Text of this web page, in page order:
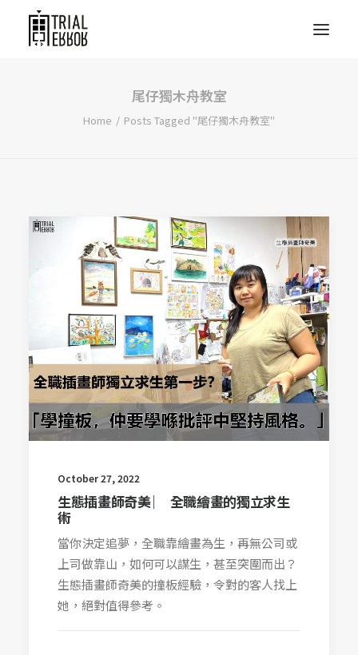
尾仔獨木舟教室
Home Posts Tagged "尾仔獨木舟教室"
October 27, 2022
生態插畫師奇美 ︳ 全職繪畫的獨立求生
術
當你決定追夢，全職靠繪畫為生，再無公司或
上司做靠山，如何可以謀生，甚至突圍而出？
生態插畫師奇美的撞板經驗，令對的客人找上
她，絕對值得參考。